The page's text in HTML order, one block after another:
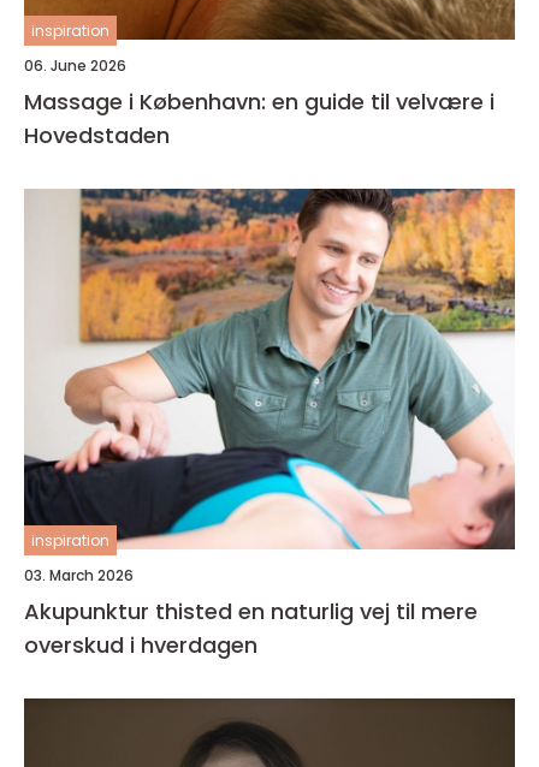
inspiration
06. June 2026
Massage i København: en guide til velvære i
Hovedstaden
inspiration
03. March 2026
Akupunktur thisted en naturlig vej til mere
overskud i hverdagen